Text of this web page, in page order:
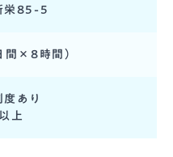
栄85-5
間×8時間）
あり
上